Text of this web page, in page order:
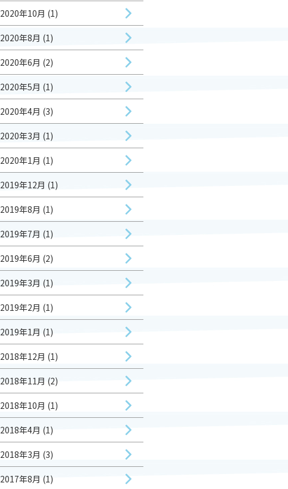
2020年10月 (1)
2020年8月 (1)
2020年6月 (2)
2020年5月 (1)
2020年4月 (3)
2020年3月 (1)
2020年1月 (1)
2019年12月 (1)
2019年8月 (1)
2019年7月 (1)
2019年6月 (2)
2019年3月 (1)
2019年2月 (1)
2019年1月 (1)
2018年12月 (1)
2018年11月 (2)
2018年10月 (1)
2018年4月 (1)
2018年3月 (3)
2017年8月 (1)